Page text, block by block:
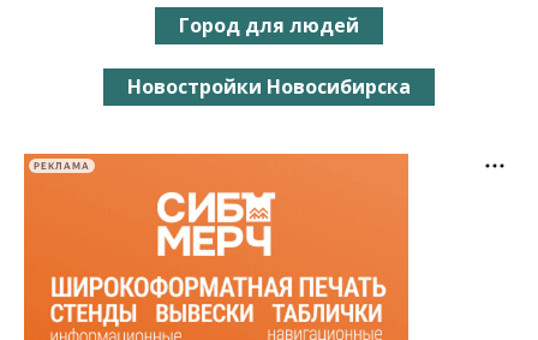
Город для людей
Новостройки Новосибирска
РЕКЛАМА